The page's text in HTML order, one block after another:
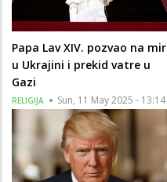
Papa Lav XIV. pozvao na mir
u Ukrajini i prekid vatre u
Gazi
RELIGIJA Sun, 11 May 2025 - 13:14